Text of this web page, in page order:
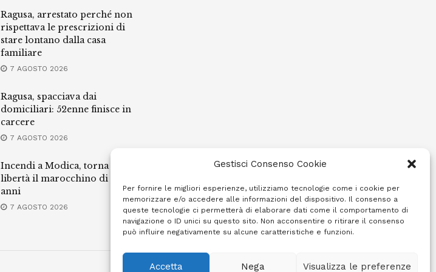
Gestisci Consenso Cookie
Per fornire le migliori esperienze, utilizziamo tecnologie come i cookie per
memorizzare e/o accedere alle informazioni del dispositivo. Il consenso a
queste tecnologie ci permetterà di elaborare dati come il comportamento di
navigazione o ID unici su questo sito. Non acconsentire o ritirare il consenso
può influire negativamente su alcune caratteristiche e funzioni.
Accetta Nega Visualizza le preferenze
Ragusa, arrestato perché non
rispettava le prescrizioni di
stare lontano dalla casa
familiare
7 AGOSTO 2026
Ragusa, spacciava dai
domiciliari: 52enne finisce in
carcere
7 AGOSTO 2026
Incendi a Modica, torna in
libertà il marocchino di 23
anni
7 AGOSTO 2026